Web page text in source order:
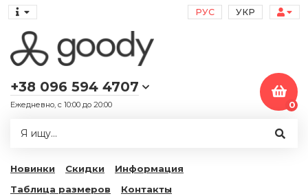
РУС УКР
+38 096 594 4707
Ежедневно, с 10:00 до 20:00 0
Новинки Скидки
Информация
Таблица размеров
Контакты